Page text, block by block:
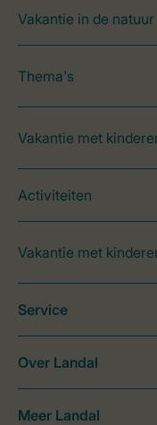
Vakantie in de natuur
Thema's
Vakantie met
Activiteiten
Vakantie met
Service
Over Landal
Meer Landal